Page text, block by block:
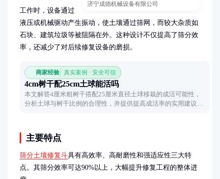
济宁成德机械设备有限公司
工作时，设备通过
液压或机械驱动产生振动，使土壤通过筛网，而较大杂质如
石块、建筑垃圾等被阻隔在外。这种设计不仅提高了筛分效
率，还减少了对后续修复设备的磨损。
商家经验 真实案例 · 安全可信
4cm树干配25cm土球能活吗
本文解答4厘米粗树干搭配25厘米直径土球移栽的成活可能性，
分析土球与树干比例的合理性，并提供提高成活率的实用建议，
主要特点
筛分土壤修复斗具有高效率、高耐磨性和强适应性三大特
点。其筛分效率可达90%以上，大幅提升修复工程的整体进